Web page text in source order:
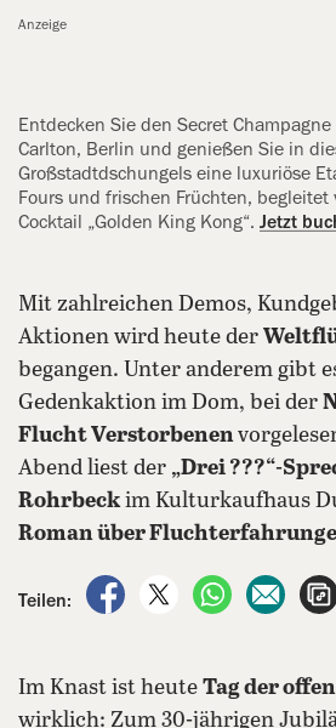
Anzeige
Entdecken Sie den Secret
Carlton, Berlin und genießen Sie in
Großstadtdschungels eine luxuriöse
Fours und frischen Früchten, begleitet
Cocktail „Golden King Kong“. Jetzt
Mit zahlreichen Demos,
Aktionen wird heute der
begangen. Unter anderem gibt
Gedenkaktion im Dom, bei der
Flucht Verstorbenen
Abend liest der „Drei ???“-
Rohrbeckim Kulturkaufhaus
Roman über
Teilen:
auf Facebook teilen
auf X teilen
per per
Im Knast ist heute Tag der
wirklich: Zum 30-jährigen